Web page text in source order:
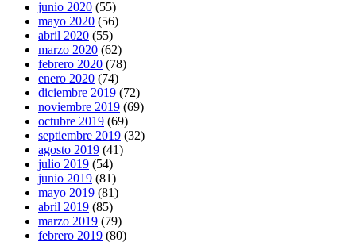
junio 2020 (55)
mayo 2020 (56)
abril 2020 (55)
marzo 2020 (62)
febrero 2020 (78)
enero 2020 (74)
diciembre 2019 (72)
noviembre 2019 (69)
octubre 2019 (69)
septiembre 2019 (32)
agosto 2019 (41)
julio 2019 (54)
junio 2019 (81)
mayo 2019 (81)
abril 2019 (85)
marzo 2019 (79)
febrero 2019 (80)